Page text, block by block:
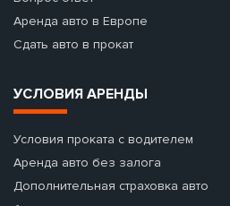
Аренда авто в Европе
Сдать авто в прокат
УСЛОВИЯ АРЕНДЫ
Условия проката с водителем
Аренда авто без залога
Дополнительная страховка авто